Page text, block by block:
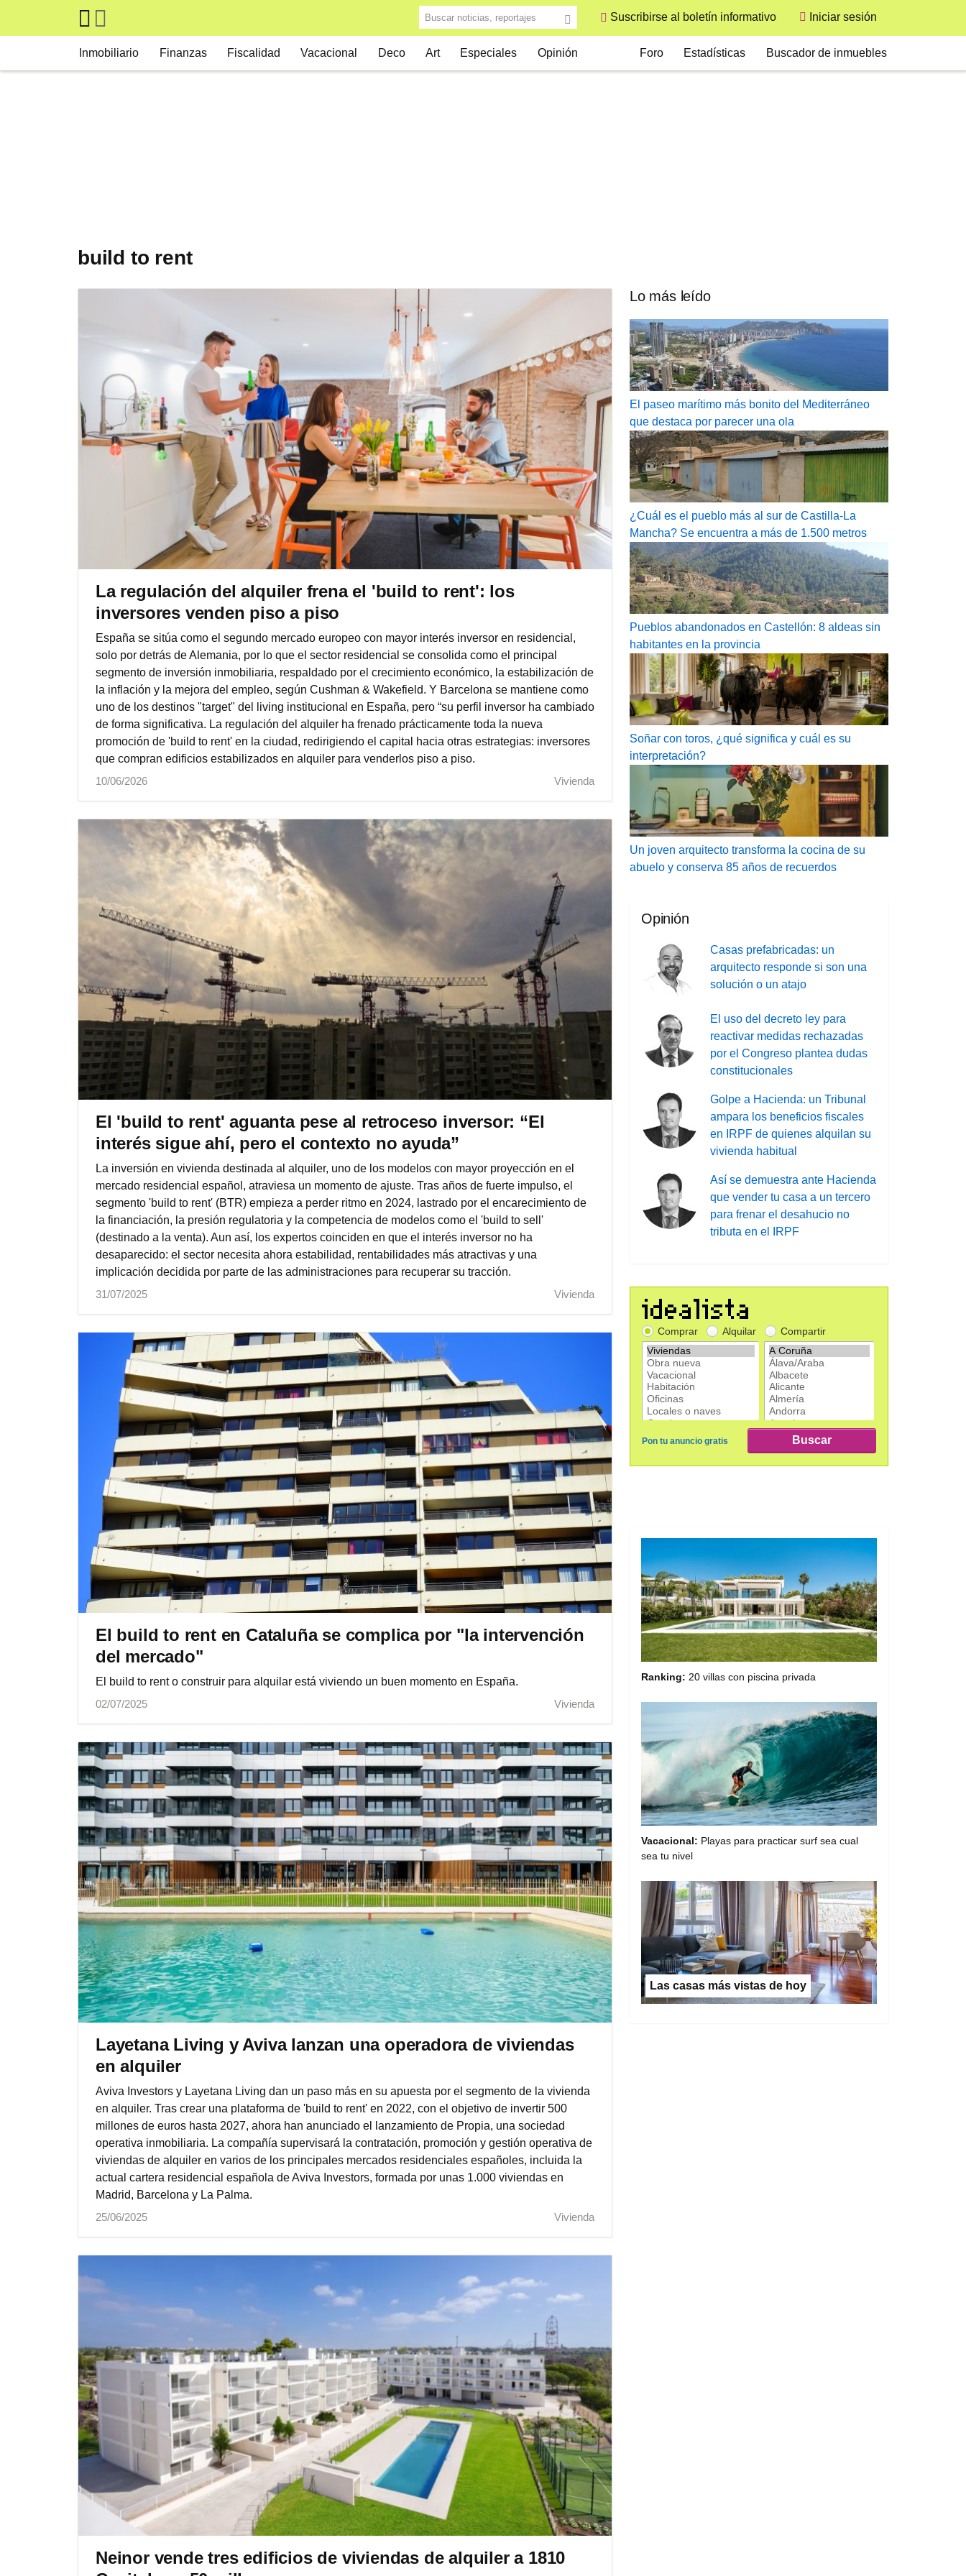
Skip to main content Buscar noticias, reportajes Suscribirse al boletín informativo Iniciar sesión
Inmobiliario Finanzas Fiscalidad Vacacional Deco Art Especiales Opinión Foro Estadísticas Buscador de inmuebles
build to rent
La regulación del alquiler frena el 'build to rent': los
inversores venden piso a piso
España se sitúa como el segundo mercado europeo con mayor interés inversor en residencial,
solo por detrás de Alemania, por lo que el sector residencial se consolida como el principal
segmento de inversión inmobiliaria, respaldado por el crecimiento económico, la estabilización de
la inflación y la mejora del empleo, según Cushman & Wakefield. Y Barcelona se mantiene como
uno de los destinos "target" del living institucional en España, pero “su perfil inversor ha cambiado
de forma significativa. La regulación del alquiler ha frenado prácticamente toda la nueva
promoción de 'build to rent' en la ciudad, redirigiendo el capital hacia otras estrategias: inversores
que compran edificios estabilizados en alquiler para venderlos piso a piso.
10/06/2026
Vivienda
El 'build to rent' aguanta pese al retroceso inversor: “El
interés sigue ahí, pero el contexto no ayuda”
La inversión en vivienda destinada al alquiler, uno de los modelos con mayor proyección en el
mercado residencial español, atraviesa un momento de ajuste. Tras años de fuerte impulso, el
segmento 'build to rent' (BTR) empieza a perder ritmo en 2024, lastrado por el encarecimiento de
la financiación, la presión regulatoria y la competencia de modelos como el 'build to sell'
(destinado a la venta). Aun así, los expertos coinciden en que el interés inversor no ha
desaparecido: el sector necesita ahora estabilidad, rentabilidades más atractivas y una
implicación decidida por parte de las administraciones para recuperar su tracción.
31/07/2025
Vivienda
El build to rent en Cataluña se complica por "la intervención
del mercado"
El build to rent o construir para alquilar está viviendo un buen momento en España.
02/07/2025
Vivienda
Layetana Living y Aviva lanzan una operadora de viviendas
en alquiler
Aviva Investors y Layetana Living dan un paso más en su apuesta por el segmento de la vivienda
en alquiler. Tras crear una plataforma de 'build to rent' en 2022, con el objetivo de invertir 500
millones de euros hasta 2027, ahora han anunciado el lanzamiento de Propia, una sociedad
operativa inmobiliaria. La compañía supervisará la contratación, promoción y gestión operativa de
viviendas de alquiler en varios de los principales mercados residenciales españoles, incluida la
actual cartera residencial española de Aviva Investors, formada por unas 1.000 viviendas en
Madrid, Barcelona y La Palma.
25/06/2025
Vivienda
Neinor vende tres edificios de viviendas de alquiler a 1810
Lo más leído
El paseo marítimo más bonito del Mediterráneo
que destaca por parecer una ola
¿Cuál es el pueblo más al sur de Castilla-La
Mancha? Se encuentra a más de 1.500 metros
Pueblos abandonados en Castellón: 8 aldeas sin
habitantes en la provincia
Soñar con toros, ¿qué significa y cuál es su
interpretación?
Un joven arquitecto transforma la cocina de su
abuelo y conserva 85 años de recuerdos
Opinión
Casas prefabricadas: un
arquitecto responde si son una
solución o un atajo
El uso del decreto ley para
reactivar medidas rechazadas
por el Congreso plantea dudas
constitucionales
Golpe a Hacienda: un Tribunal
ampara los beneficios fiscales
en IRPF de quienes alquilan su
vivienda habitual
Así se demuestra ante Hacienda
que vender tu casa a un tercero
para frenar el desahucio no
tributa en el IRPF
Ranking: 20 villas con piscina privada
Vacacional: Playas para practicar surf sea cual
sea tu nivel
Las casas más vistas de hoy